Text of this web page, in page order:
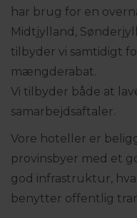
har brug for en
Midtjylland,
tilbyder vi samtidigt
mængderabat.
Vi tilbyder både at
samarbejdsaftaler.
Vore hoteller er
provinsbyer med et
god infrastruktur,
benytter offentlig